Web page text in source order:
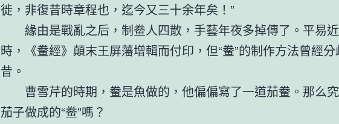
徙，非復昔時章程也，迄今又三十余年矣！”
緣由是戰亂之后，制鲞人四散，手藝年夜多掉傳了。平易
時，《鲞經》顛末王屏藩增輯而付印，但“鲞”的制作方法曾經分
昔。
曹雪芹的時期，鲞是魚做的，他偏偏寫了一道茄鲞。那么
茄子做成的“鲞”嗎？